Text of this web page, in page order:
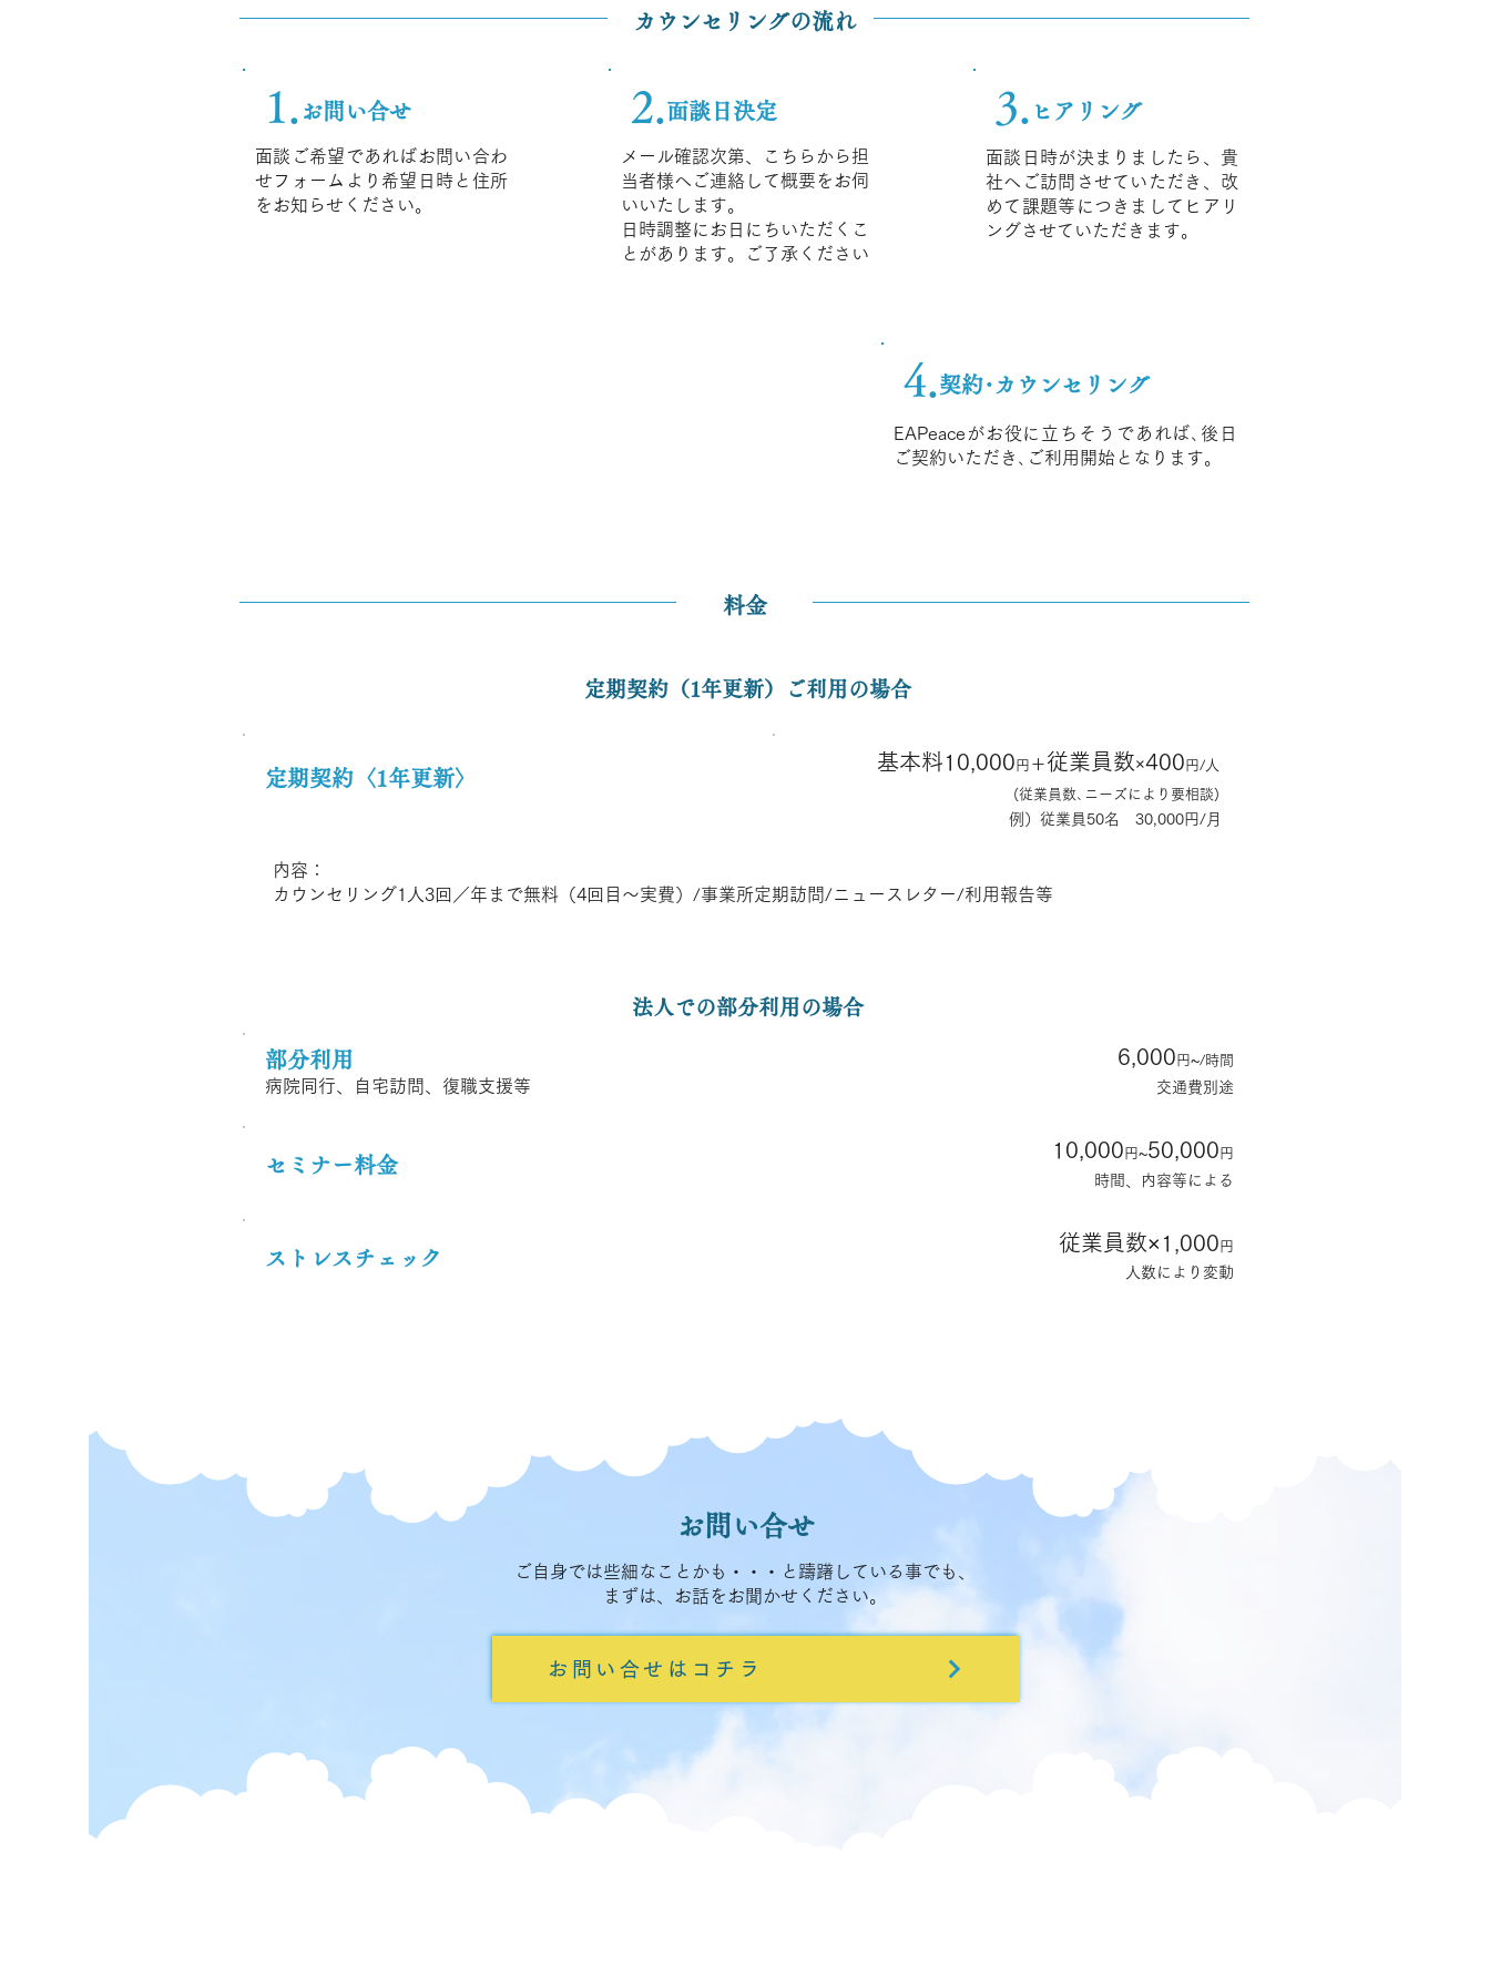
カウンセリングの流れ
お問い合せ
1.
面談ご希望であればお問い合わ
せフォームより希望日時と住所
をお知らせください。
面談日決定
2.
メール確認次第、こちらから担
当者様へご連絡して概要をお伺
いいたします。
日時調整にお日にちいただくこ
とがあります。ご了承ください
ヒアリング
3.
面談日時が決まりましたら、貴
社へご訪問させていただき、改
めて課題等につきましてヒアリ
ングさせていただきます。
契約･カウンセリング
4.
EAPeaceがお役に立ちそうであれば､後日
ご契約いただき､ご利用開始となります。
料金
定期契約（1年更新）ご利用の場合
定期契約〈1年更新〉
基本料10,000 円 ＋ 従業員数×400 円/人
(従業員数､ニーズにより要相談)
例）従業員50名 30,000円/月
内容：
カウンセリング1人3回／年まで無料（4回目～実費）/事業所定期訪問/ニュースレター/利用報告等
法人での部分利用の場合
部分利用
病院同行、自宅訪問、復職支援等
6,000 円~/時間
交通費別途
セミナー料金
10,000 円~50,000 円
時間、内容等による
ストレスチェック
従業員数×1,000 円
人数により変動
お問い合せ
​ご自身では些細なことかも・・・と躊躇している事でも、
まずは、お話をお聞かせください。
お問い合せはコチラ